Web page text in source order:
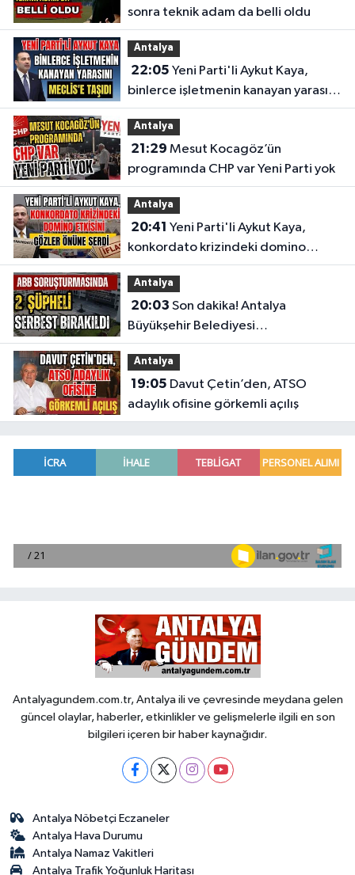
sonra teknik adam da belli oldu
Antalya
22:05
binlerce işletmenin kanayan yarasını
Meclis'e taşıdı
Antalya
21:29
programında CHP var Yeni Parti yok
Antalya
20:41
konkordato krizindeki domino
etkisini gözler önüne serdi
Antalya
20:03
Büyükşehir Belediyesi
soruşturmasında 2 şüpheli serbest
bırakıldı
Antalya
19:05
adaylık ofisine görkemli açılış
Antalyagundem.com.tr, Antalya ili ve çevresinde meydana gelen
güncel olaylar, haberler, etkinlikler ve gelişmelerle ilgili en son
bilgileri içeren bir haber kaynağıdır.
Antalya Nöbetçi Eczaneler
Antalya Hava Durumu
Antalya Namaz Vakitleri
Antalya Trafik Yoğunluk Haritası